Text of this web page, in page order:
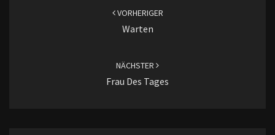
VORHERIGER
Warten
NÄCHSTER
Frau Des Tages